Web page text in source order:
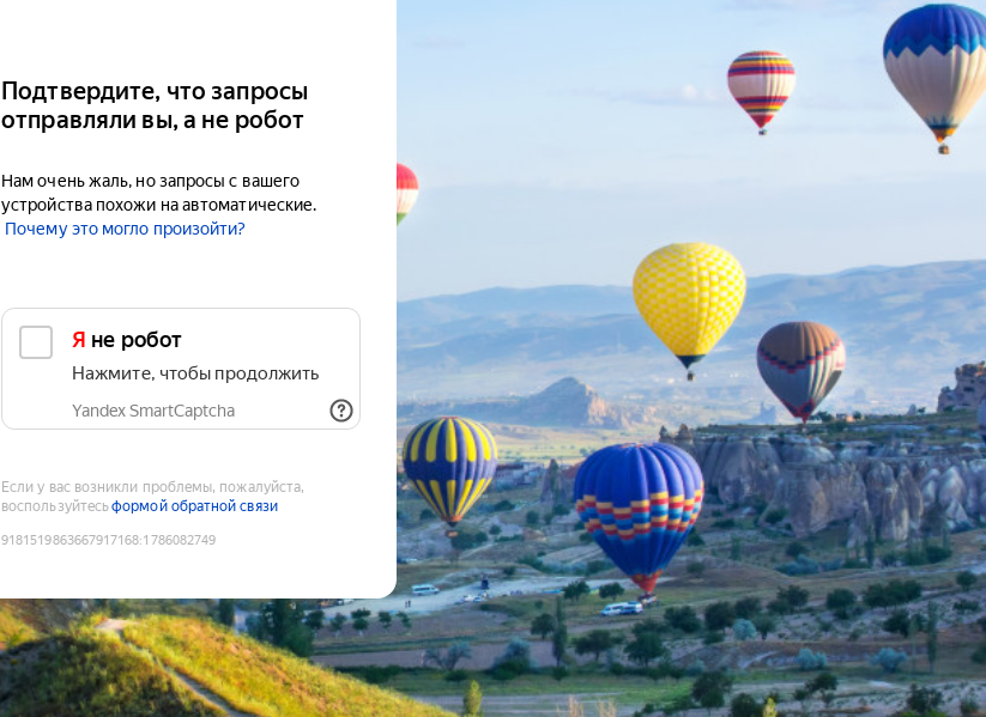
Подтвердите, что запросы
отправляли вы, а не робот
Нам очень жаль, но запросы с вашего
устройства похожи на автоматические.
Почему это могло произойти?
Я не робот
Нажмите, чтобы продолжить
Yandex SmartCaptcha
Если у вас возникли проблемы, пожалуйста,
воспользуйтесьформой обратной связи
9181519863667917168:1786082749